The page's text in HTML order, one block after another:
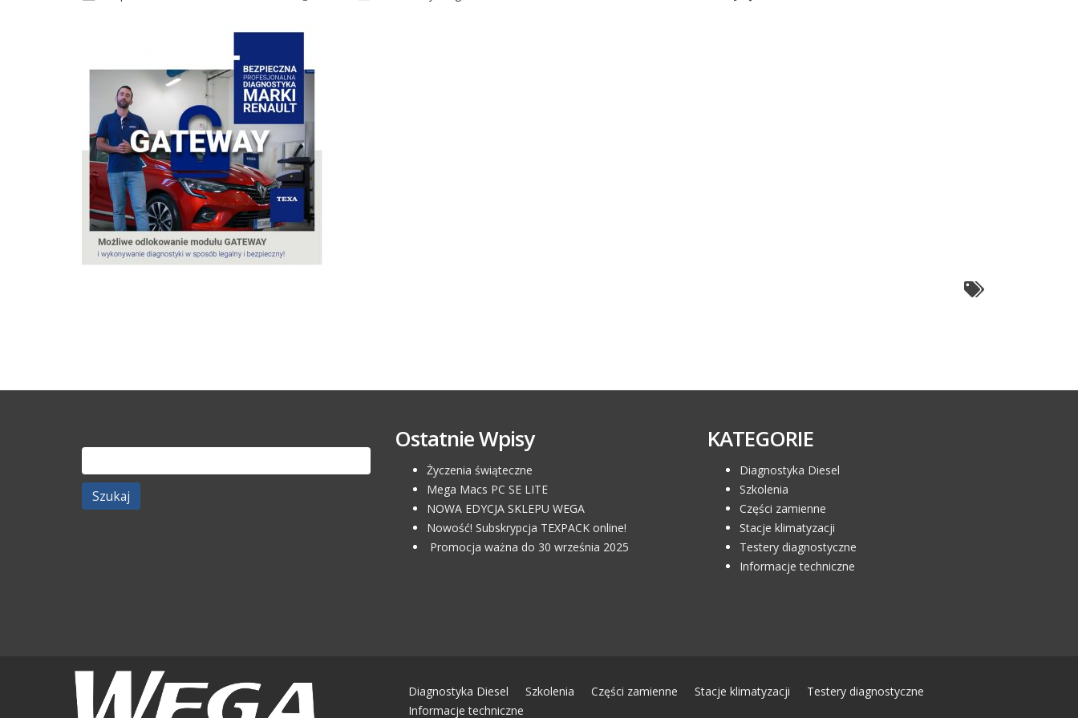
Szukaj: Ostatnie Wpisy
Życzenia świąteczne
Mega Macs PC SE LITE
NOWA EDYCJA SKLEPU WEGA
Nowość! Subskrypcja TEXPACK online!
Promocja ważna do 30 września 2025
KATEGORIE
Diagnostyka Diesel
Szkolenia
Części zamienne
Stacje klimatyzacji
Testery diagnostyczne
Informacje techniczne
Diagnostyka Diesel Szkolenia Części zamienne Stacje klimatyzacji
Testery diagnostyczne
Informacje techniczne